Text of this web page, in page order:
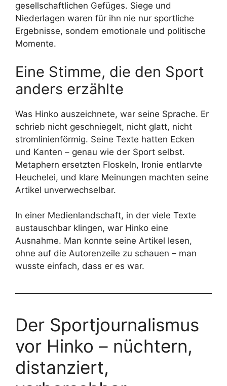
gesellschaftlichen Gefüges. Siege und
Niederlagen waren für ihn nie nur sportliche
Ergebnisse, sondern emotionale und politische
Momente.
Eine Stimme, die den Sport
anders erzählte
Was Hinko auszeichnete, war seine Sprache. Er
schrieb nicht geschniegelt, nicht glatt, nicht
stromlinienförmig. Seine Texte hatten Ecken
und Kanten – genau wie der Sport selbst.
Metaphern ersetzten Floskeln, Ironie entlarvte
Heuchelei, und klare Meinungen machten seine
Artikel unverwechselbar.
In einer Medienlandschaft, in der viele Texte
austauschbar klingen, war Hinko eine
Ausnahme. Man konnte seine Artikel lesen,
ohne auf die Autorenzeile zu schauen – man
wusste einfach, dass er es war.
Der Sportjournalismus
vor Hinko – nüchtern,
distanziert,